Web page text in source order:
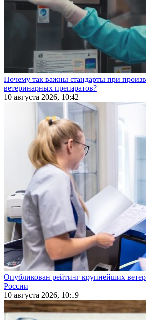
Почему так важны стандарты при
ветеринарных препаратов?
10 августа 2026, 10:42
Опубликован рейтинг крупнейших
России
10 августа 2026, 10:19